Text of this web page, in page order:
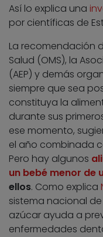
Así lo explica una
por científicas de
La recomendación
Salud (OMS), la
(AEP) y demás
siempre que sea
constituya la
durante sus
ese momento,
el año combinada
Pero hay algunos
un bebé menor de
ellos. Como explica
sistema nacional de
azúcar ayuda a
enfermedades